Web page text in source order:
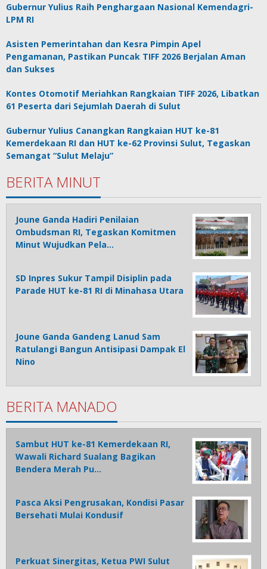
Gubernur Yulius Raih Penghargaan Nasional Kemendagri-
LPM RI
Asisten Pemerintahan dan Kesra Pimpin Apel
Pengamanan, Pastikan Puncak TIFF 2026 Berjalan Aman
dan Sukses
Kontes Otomotif Meriahkan Rangkaian TIFF 2026, Libatkan
61 Peserta dari Sejumlah Daerah di Sulut
Gubernur Yulius Canangkan Rangkaian HUT ke-81
Kemerdekaan RI dan HUT ke-62 Provinsi Sulut, Tegaskan
Semangat “Sulut Melaju”
BERITA MINUT
Joune Ganda Hadiri Penilaian
Ombudsman RI, Tegaskan Komitmen
Minut Wujudkan Pela…
SD Inpres Sukur Tampil Disiplin pada
Parade HUT ke-81 RI di Minahasa Utara
Joune Ganda Gandeng Lanud Sam
Ratulangi Bangun Antisipasi Dampak El
Nino
BERITA MANADO
Sambut HUT ke-81 Kemerdekaan RI,
Wawali Richard Sualang Bagikan
Bendera Merah Pu…
Pasca Aksi Pengrusakan, Kondisi Pasar
Bersehati Mulai Kondusif
Perkuat Sinergitas, Ketua PWI Sulut